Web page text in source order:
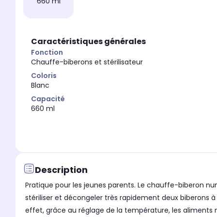
Caractéristiques générales
Fonction
Chauffe-biberons et stérilisateur
Coloris
Blanc
Capacité
660 ml
Description
Pratique pour les jeunes parents. Le chauffe-biberon
stériliser et décongeler très rapidement deux biberons
effet, grâce au réglage de la température, les